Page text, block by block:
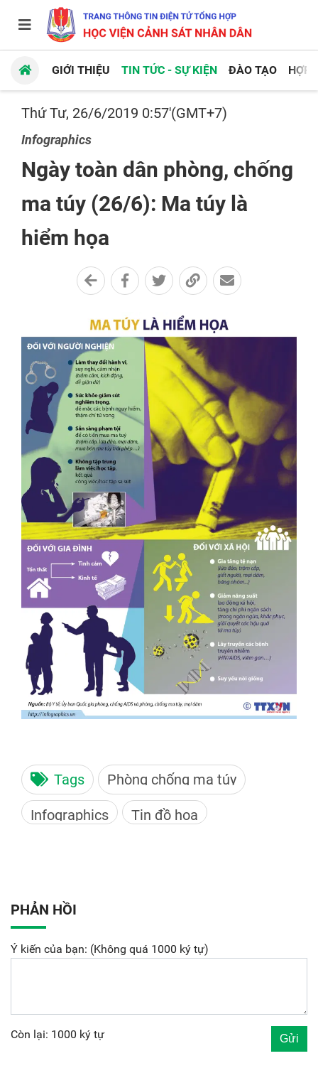
GIỚI THIỆU TIN TỨC - SỰ KIỆN ĐÀO TẠO HỢP
Thứ Tư, 26/6/2019 0:57'(GMT+7)
Infographics
Ngày toàn dân phòng, chống
ma túy (26/6): Ma túy là
hiểm họa
Tags Phòng chống ma túy
Infographics Tin đồ họa
PHẢN HỒI
Ý kiến của bạn: (Không quá 1000 ký tự)
Còn lại: 1000 ký tự